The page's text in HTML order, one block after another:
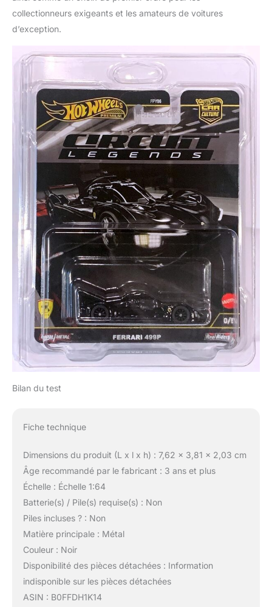
collectionneurs exigeants et les amateurs de voitures
d’exception.
Bilan du test
Fiche technique
Dimensions du produit (L x l x h) : 7,62 x 3,81 x 2,03 cm
Âge recommandé par le fabricant : 3 ans et plus
Échelle : Échelle 1:64
Batterie(s) / Pile(s) requise(s) : Non
Piles incluses ? : Non
Matière principale : Métal
Couleur : Noir
Disponibilité des pièces détachées : Information
indisponible sur les pièces détachées
ASIN : B0FFDH1K14